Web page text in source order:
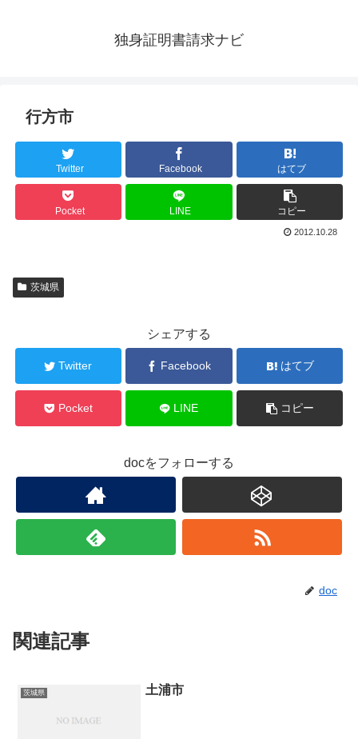
独身証明書請求ナビ
行方市
Twitter Facebook はてブ
Pocket LINE コピー
2012.10.28
茨城県
シェアする
Twitter Facebook はてブ
Pocket LINE コピー
docをフォローする
doc
関連記事
茨城県 土浦市